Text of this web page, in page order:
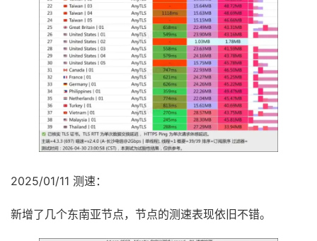
2025/01/11 测速：
新增了几个东南亚节点，节点的测速表现依旧不错。